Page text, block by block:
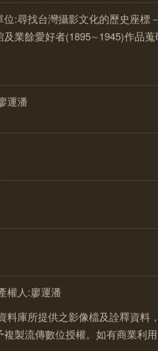
位:尋找台灣攝影文化的歷史座標
及業餘愛好者(1895∼1945)作品
運潘
權人:廖運潘
料庫所提供之影像檔及詮釋資料
複製流傳數位授權。如有商業利